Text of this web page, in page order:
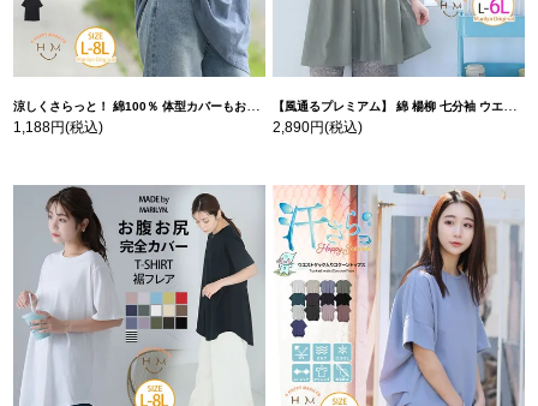
涼しくさらっと！ 綿100％ 体型カバーもお洒落も叶える 風合いコットン ゆるシルエット ドルマン | 大きいサイズの通販ならハッピーマリリン
1,188円(税込)
【風通るプレミアム】 綿 楊柳 七分袖 ウエストギャザー ブラウス | 大きいサイズの通販ならハッピーマリリン
2,890円(税込)